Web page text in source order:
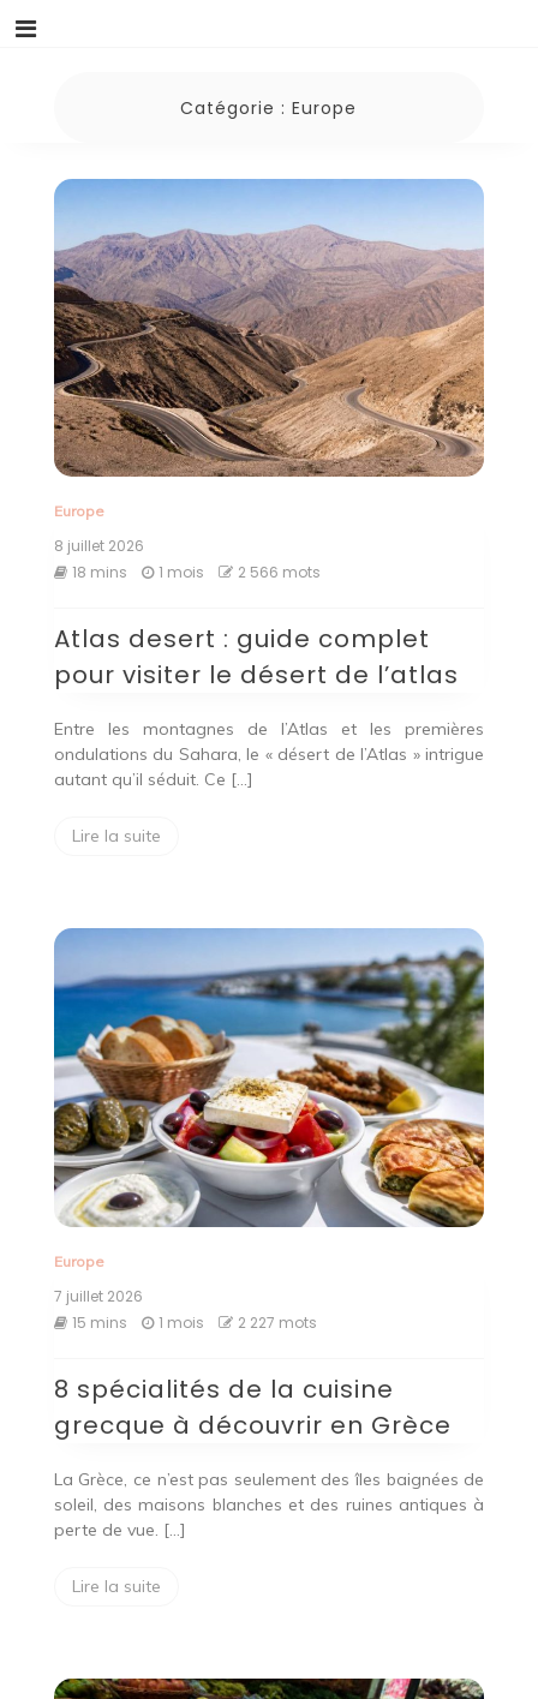
Catégorie :Europe
Europe
8 juillet 2026
18 mins
1 mois 2 566 mots
Atlas desert : guide complet
pour visiter le désert de l’atlas
Entre les montagnes de l’Atlas et les premières
ondulations du Sahara, le « désert de l’Atlas » intrigue
autant qu’il séduit. Ce […]
Lire la suite
Europe
7 juillet 2026
15 mins
1 mois 2 227 mots
8 spécialités de la cuisine
grecque à découvrir en Grèce
La Grèce, ce n’est pas seulement des îles baignées de
soleil, des maisons blanches et des ruines antiques à
perte de vue. […]
Lire la suite